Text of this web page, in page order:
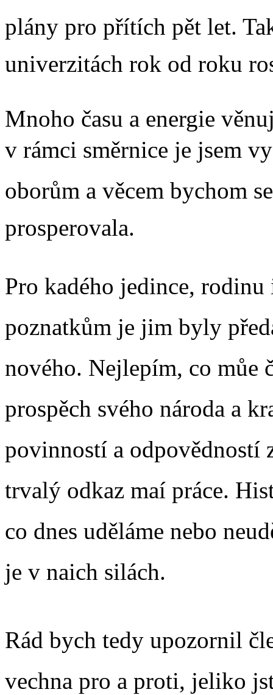
plány pro přítích pět let.
univerzitách rok od roku
Mnoho času a energie
v rámci směrnice je jsem
oborům a věcem bychom
prosperovala.
Pro kadého jedince,
poznatkům je jim byly
nového. Nejlepím, co
prospěch svého národa a
povinností a odpovědností
trvalý odkaz maí práce.
co dnes uděláme nebo
je v naich silách.
Rád bych tedy upozornil
vechna pro a proti, jeliko